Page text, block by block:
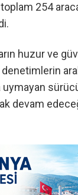
254
huzur ve
uymayan
devam